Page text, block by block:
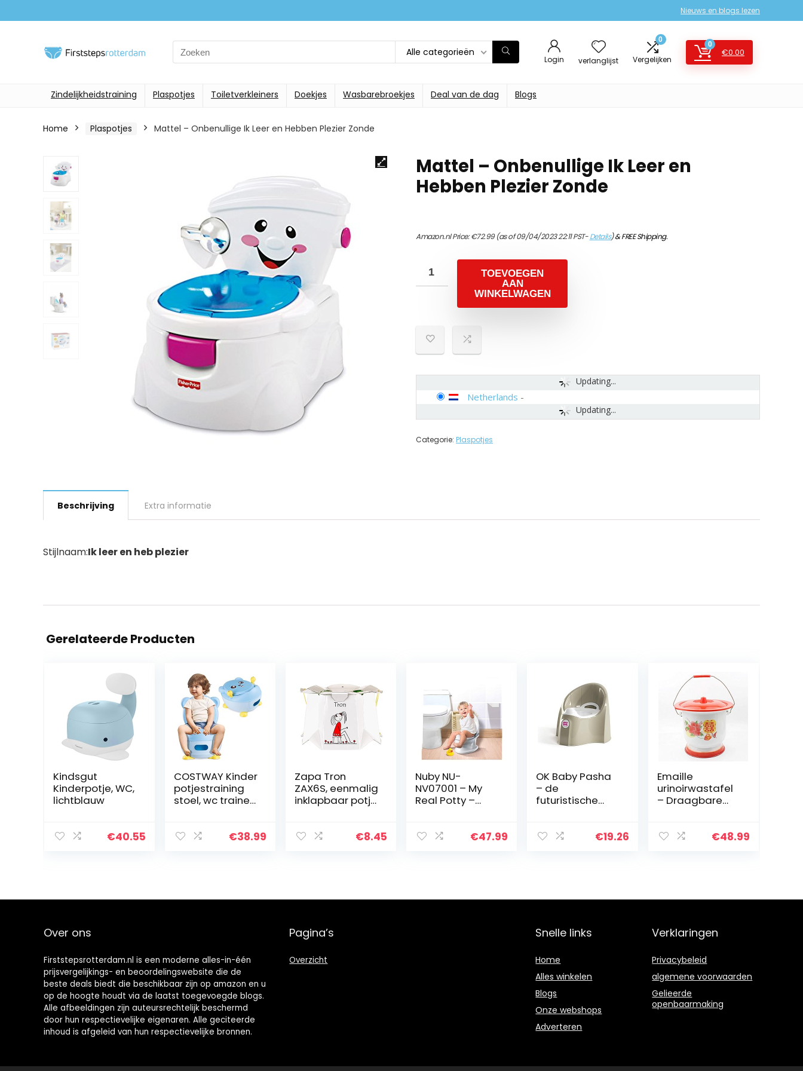
Nieuws en blogs lezen
Search
for:
Alle categorieën
Login verlanglijst
0
Vergelijken
0
€0.00
Zindelijkheidstraining Plaspotjes Toiletverkleiners Doekjes Wasbarebroekjes Deal van de dag Blogs
Home Plaspotjes Mattel – Onbenullige Ik Leer en Hebben Plezier Zonde
Mattel – Onbenullige Ik Leer en
Hebben Plezier Zonde
Amazon.nl Price:€72.99(as of 09/04/2023 22:11 PST-Details)&FREE Shipping.
TOEVOEGEN
AAN
WINKELWAGEN
Updating...
Updating...
Netherlands -
Categorie: Plaspotjes
Beschrijving Extra informatie
Stijlnaam:Ik leer en heb plezier
Gerelateerde Producten
Kindsgut
Kinderpotje, WC,
lichtblauw
€40.55
COSTWAY Kinder
potjestraining
stoel, wc trainer,
handgrepen
€38.99
Zapa Tron
ZAX6S, eenmalig
inklapbaar potje
€8.45
Nuby NU-
NV07001 – My
Real Potty –
doorspoelgeluid
€47.99
OK Baby Pasha
– de
futuristische
winkels, diverse
€19.26
Emaille
urinoirwastafel
– Draagbare
Toiletemmer
€48.99
Over ons
Firststepsrotterdam.nl is een moderne alles-in-één
prijsvergelijkings- en beoordelingswebsite die de
beste deals biedt die beschikbaar zijn op amazon en u
op de hoogte houdt via de laatst toegevoegde blogs.
Alle afbeeldingen zijn auteursrechtelijk beschermd
door hun respectievelijke eigenaren. Alle geciteerde
inhoud is afgeleid van hun respectievelijke bronnen.
Pagina’s
Overzicht
Snelle links
Home
Alles winkelen
Blogs
Onze webshops
Adverteren
Verklaringen
Privacybeleid
algemene voorwaarden
Gelieerde
openbaarmaking